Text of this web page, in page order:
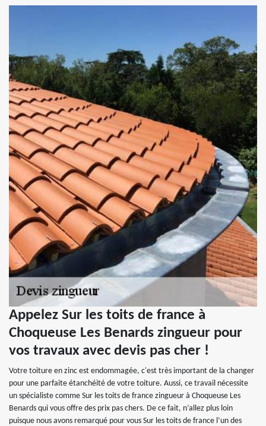
Appelez Sur les toits de france à
Choqueuse Les Benards zingueur pour
vos travaux avec devis pas cher !
Votre toiture en zinc est endommagée, c'est très important de la changer
pour une parfaite étanchéité de votre toiture. Aussi, ce travail nécessite
un spécialiste comme Sur les toits de france zingueur à Choqueuse Les
Benards qui vous offre des prix pas chers. De ce fait, n’allez plus loin
puisque nous avons remarqué pour vous Sur les toits de france l’un des